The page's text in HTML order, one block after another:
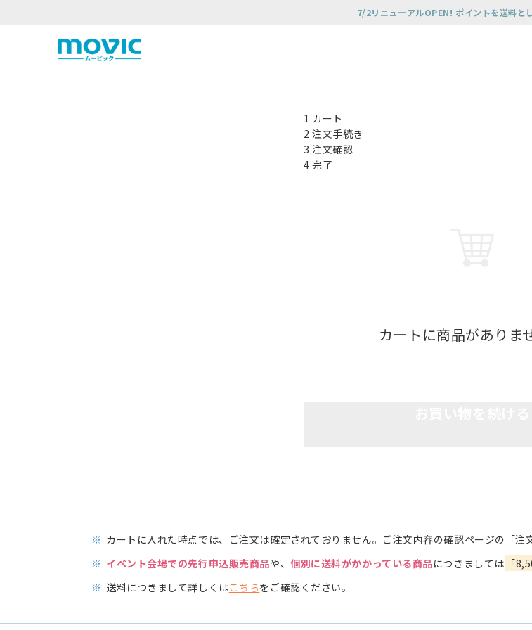
7/2リニューアルOPEN! ポイントを送料と
1 カート
2 注文手続き
3 注文確認
4 完了
カートに商品がありま
※ カートに入れた時点では、ご注文は確定されておりません。ご注文内容の確認ページの「注
※ イベント会場での先行申込販売商品や、個別に送料がかかっている商品につきましては 「
※ 送料につきまして詳しくはこちらをご確認ください。